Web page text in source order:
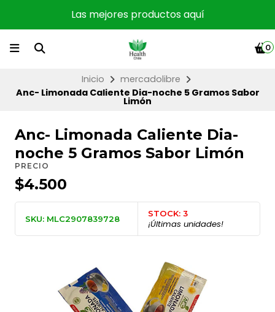
Las mejores productos aquí
0
Inicio
mercadolibre
Anc- Limonada Caliente Dia-noche 5 Gramos Sabor
Limón
Anc- Limonada Caliente Dia-
noche 5 Gramos Sabor Limón
PRECIO
$4.500
SKU: MLC2907839728
STOCK: 3
¡Últimas unidades!